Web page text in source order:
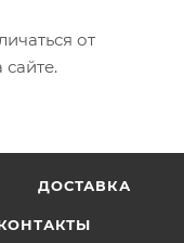
от
ДОСТАВКА